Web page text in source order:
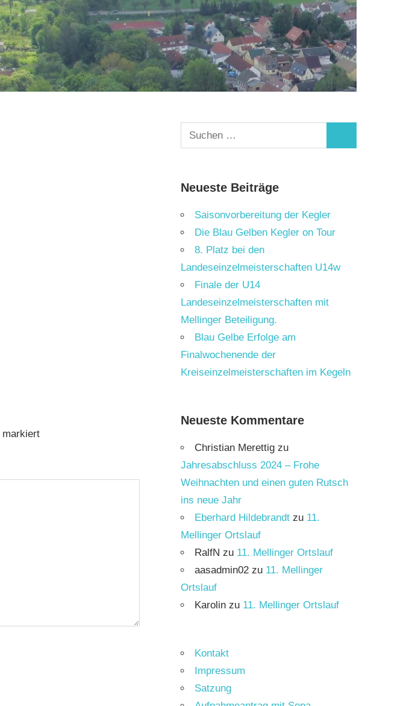
markiert
Suchen
nach:
Neueste Beiträge
Saisonvorbereitung der Kegler
Die Blau Gelben Kegler on Tour
8. Platz bei den
Landeseinzelmeisterschaften U14w
Finale der U14
Landeseinzelmeisterschaften mit
Mellinger Beteiligung.
Blau Gelbe Erfolge am
Finalwochenende der
Kreiseinzelmeisterschaften im Kegeln
Neueste Kommentare
Christian Merettigzu
Jahresabschluss 2024 – Frohe
Weihnachten und einen guten Rutsch
ins neue Jahr
Eberhard Hildebrandtzu 11.
Mellinger Ortslauf
RalfN zu 11. Mellinger Ortslauf
aasadmin02zu 11. Mellinger
Ortslauf
Karolinzu 11. Mellinger Ortslauf
Kontakt
Impressum
Satzung